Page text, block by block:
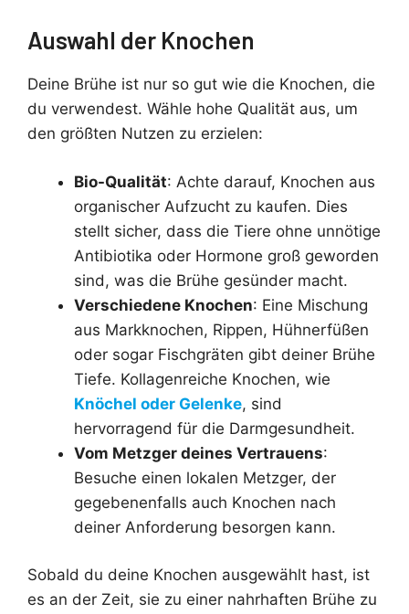
Auswahl der Knochen
Deine Brühe ist nur so gut wie die Knochen, die
du verwendest. Wähle hohe Qualität aus, um
den größten Nutzen zu erzielen:
Bio-Qualität: Achte darauf, Knochen aus
organischer Aufzucht zu kaufen. Dies
stellt sicher, dass die Tiere ohne unnötige
Antibiotika oder Hormone groß geworden
sind, was die Brühe gesünder macht.
Verschiedene Knochen: Eine Mischung
aus Markknochen, Rippen, Hühnerfüßen
oder sogar Fischgräten gibt deiner Brühe
Tiefe. Kollagenreiche Knochen, wie
Knöchel oder Gelenke, sind
hervorragend für die Darmgesundheit.
Vom Metzger deines Vertrauens:
Besuche einen lokalen Metzger, der
gegebenenfalls auch Knochen nach
deiner Anforderung besorgen kann.
Sobald du deine Knochen ausgewählt hast, ist
es an der Zeit, sie zu einer nahrhaften Brühe zu